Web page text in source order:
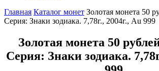
Главная Каталог монет Золотая монета 50
Серия: Знаки зодиака. 7,78г., 2004г., Au 999
Золотая монета 50
Серия: Знаки зодиака.